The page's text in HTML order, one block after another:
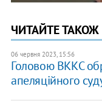
ЧИТАЙТЕ ТАКОЖ
06 червня 2023, 15:56
Головою ВККС
апеляційного